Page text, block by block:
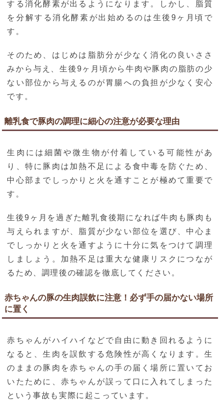
する消化酵素が出るようになります。しかし、脂質
を分解する消化酵素が出始めるのは生後9ヶ月頃で
す。
そのため、はじめは脂肪分が少なく消化の良いささ
みから与え、生後9ヶ月頃から牛肉や豚肉の脂肪の少
ない部位から与えるのが胃腸への負担が少なく安心
です。
離乳食で豚肉の調理に細心の注意が必要な理由
生肉には細菌や微生物が付着している可能性があ
り、特に豚肉は加熱不足による食中毒を防ぐため、
中心部までしっかりと火を通すことが極めて重要で
す。
生後9ヶ月を過ぎた離乳食後期になれば牛肉も豚肉も
与えられますが、脂質が少ない部位を選び、中心ま
でしっかりと火を通すように十分に気をつけて調理
しましょう。加熱不足は重大な健康リスクにつなが
るため、調理後の確認を徹底してください。
赤ちゃんの豚の生肉誤飲に注意！必ず手の届かない場所
に置く
赤ちゃんがハイハイなどで自由に動き回れるように
なると、生肉を誤飲する危険性が高くなります。生
のままの豚肉を赤ちゃんの手の届く場所に置いてお
いたために、赤ちゃんが誤って口に入れてしまった
という事故も実際に起こっています。